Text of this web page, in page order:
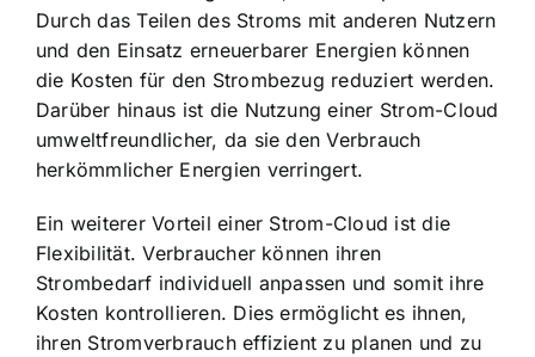
Durch das Teilen des Stroms mit anderen Nutzern
und den Einsatz erneuerbarer Energien können
die Kosten für den Strombezug reduziert werden.
Darüber hinaus ist die Nutzung einer Strom-Cloud
umweltfreundlicher, da sie den Verbrauch
herkömmlicher Energien verringert.
Ein weiterer Vorteil einer Strom-Cloud ist die
Flexibilität. Verbraucher können ihren
Strombedarf individuell anpassen und somit ihre
Kosten kontrollieren. Dies ermöglicht es ihnen,
ihren Stromverbrauch effizient zu planen und zu